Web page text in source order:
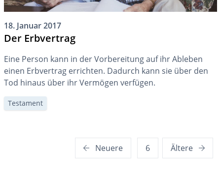
18. Januar 2017
Der Erbvertrag
Eine Person kann in der Vorbereitung auf ihr Ableben
einen Erbvertrag errichten. Dadurch kann sie über den
Tod hinaus über ihr Vermögen verfügen.
Testament
Seitennummerierung
Neuere 6 Ältere